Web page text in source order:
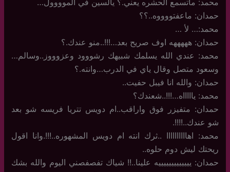
حمدان: ماعفتووووه..؟؟
محمد:… لأ …
حمدان: هههههه اوف صريح بعد…!!!..منو عندك.؟
محمد: عندي الله يسلمك شبيهك رشووود وعزوووز..وسالم…
وسعود متصل وقال ياي في الدرب…وانته.؟
حمدان: والله انا فيبل حفيت..
محمد: ياااااه…!!!..شعندك؟
حمدان: متفيزر فوق واراقب..ام دويس تتريا فريسه شو بعد
شو عندك..!!!!.
محمد: اهاااااااااا ..ثرك انته ام دويس المشهوره..!!!.وانا اقول
ريحتك ليش دوم حلوه..
حمدان: يييييييييييييه علينا..!! شياك تفصفصني اليوم والله بشك